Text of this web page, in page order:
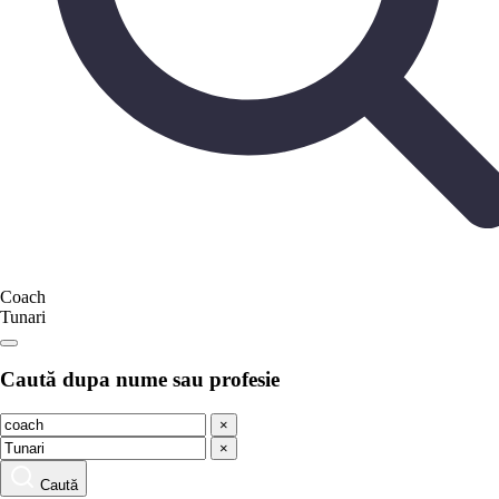
Coach
Tunari
Caută dupa nume sau profesie
×
×
Caută